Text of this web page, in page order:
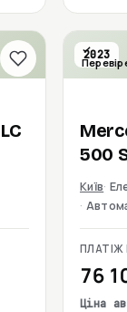
2023
500
Київ
ПЛАТІЖ
76
Ціна